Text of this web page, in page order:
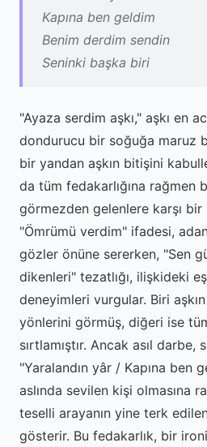
Kapına ben geldim
Benim derdim sendin
Seninki başka biri
"Ayaza serdim aşkı," aşkı en
dondurucu bir soğuğa maruz
bir yandan aşkın bitişini
da tüm fedakarlığına rağmen
görmezden gelenlere karşı bir
"Ömrümü verdim" ifadesi,
gözler önüne sererken, "Sen
dikenleri" tezatlığı, ilişkideki
deneyimleri vurgular. Biri
yönlerini görmüş, diğeri ise tüm
sırtlamıştır. Ancak asıl
"Yaralandın yâr / Kapına ben
aslında sevilen kişi olmasına
teselli arayanın yine terk
gösterir. Bu fedakarlık, bir ironi